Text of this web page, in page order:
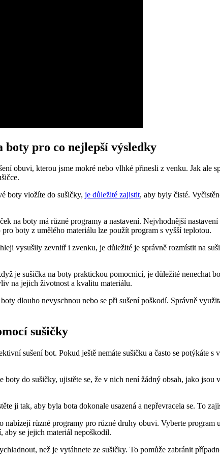
boty pro co⁣ nejlepší výsledky
obuvi, kterou jsme mokré nebo vlhké přinesli z venku. Jak ale
boty vložíte do ⁤sušičky, je důležité zajistit, aby ‌byly čisté.⁤
na boty ⁢má různé programy a nastavení.‍ Nejvhodnější
boty z⁣ umělého materiálu lze použít program s vyšší‍ teplotou.
vysušily ‌zevnitř i zvenku, ​je důležité je správně‌ rozmístit na​
je sušička na boty⁢ praktickou pomocnicí, je ⁣důležité nenechat
na jejich životnost a kvalitu materiálu.
dlouho nevyschnou nebo se ​při ​sušení poškodí.⁤ Správně
sušičky
sušení bot. ​Pokud ještě‍ nemáte ​sušičku‍ a⁢ často⁣ se
boty do sušičky, ujistěte se, že v nich není⁤ žádný⁢ obsah, jako
ji tak, aby byla bota dokonale usazená a nepřevracela⁤ se. ⁣To
nabízejí různé programy pro různé ⁢druhy obuvi. Vyberte
​aby se jejich materiál nepoškodil.
než je vytáhnete ​ze‍ sušičky. To pomůže zabránit